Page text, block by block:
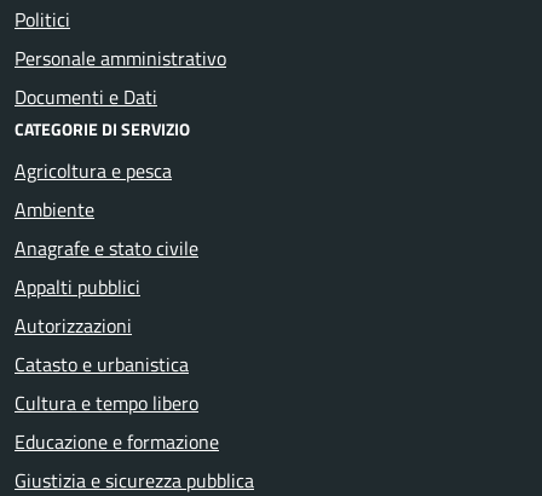
Politici
Personale amministrativo
Documenti e Dati
CATEGORIE DI SERVIZIO
Agricoltura e pesca
Ambiente
Anagrafe e stato civile
Appalti pubblici
Autorizzazioni
Catasto e urbanistica
Cultura e tempo libero
Educazione e formazione
Giustizia e sicurezza pubblica